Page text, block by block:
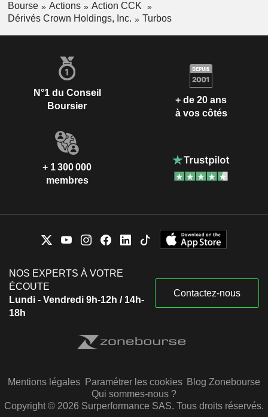
Bourse Actions
Action CCK
Dérivés Crown Holdings, Inc.
Turbos
N°1 du Conseil
Boursier
+ de 20 ans
à vos côtés
+ 1 300 000
membres
NOS EXPERTS À VOTRE
ÉCOUTE
Lundi - Vendredi 9h-12h / 14h-
18h
Contactez-nous
Mentions légales Paramétrer les cookies Blog Zonebourse
Qui sommes-nous ?
Copyright © 2026 Surperformance SAS. Tous droits réservés.